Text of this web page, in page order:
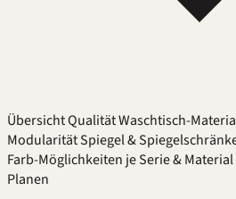
ÜbersichtQualitätWaschtisch-
ModularitätSpiegel &
Farb-Möglichkeiten je Serie & Material
Planen